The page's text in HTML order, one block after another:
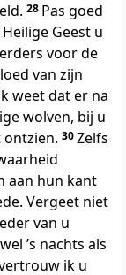
28 Pas goed
Geest u
voor de
van zijn
weet dat er na
wolven, bij u
ontzien. 30Zelfs
aan hun kant
Vergeet niet
van u
ʼs nachts als
ik u